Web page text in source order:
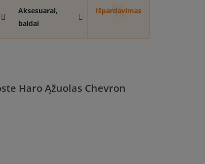
Aksesuarai,
baldai
Išpardavimas
Haro Ąžuolas Chevron